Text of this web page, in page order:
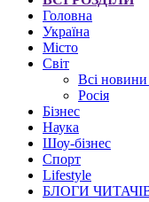
Головна
Україна
Місто
Світ
Всі новини
Росія
Бізнес
Наука
Шоу-бізнес
Спорт
Lifestyle
БЛОГИ